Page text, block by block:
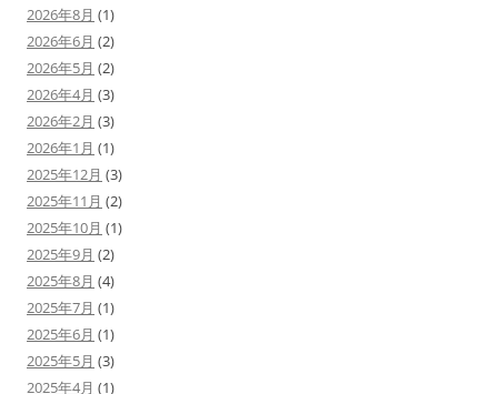
2026年8月 (1)
2026年6月 (2)
2026年5月 (2)
2026年4月 (3)
2026年2月 (3)
2026年1月 (1)
2025年12月 (3)
2025年11月 (2)
2025年10月 (1)
2025年9月 (2)
2025年8月 (4)
2025年7月 (1)
2025年6月 (1)
2025年5月 (3)
2025年4月 (1)